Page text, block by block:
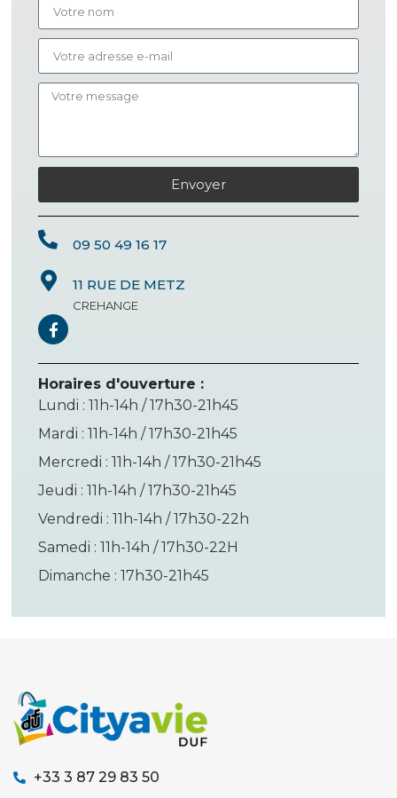
Envoyer
09 50 49 16 17
11 RUE DE METZ
CREHANGE
Horaires d'ouverture :
Lundi : 11h-14h / 17h30-21h45
Mardi : 11h-14h / 17h30-21h45
Mercredi : 11h-14h / 17h30-21h45
Jeudi : 11h-14h / 17h30-21h45
Vendredi : 11h-14h / 17h30-22h
Samedi : 11h-14h / 17h30-22H
Dimanche : 17h30-21h45
+33 3 87 29 83 50